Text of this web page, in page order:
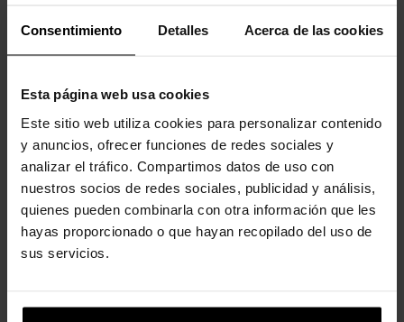
Consentimiento Detalles Acerca de las cookies
Esta página web usa cookies
Este sitio web utiliza cookies para personalizar contenido
y anuncios, ofrecer funciones de redes sociales y
analizar el tráfico. Compartimos datos de uso con
nuestros socios de redes sociales, publicidad y análisis,
quienes pueden combinarla con otra información que les
hayas proporcionado o que hayan recopilado del uso de
sus servicios.
Os orifícios de ventilação proporcionam respirabilidade
enquanto absorvem água e sujeira.
Fácil de limpar e rápido de secar.
A tira traseira giratória permite um ajuste mais preciso.
Personalizável com Jibbitz™.